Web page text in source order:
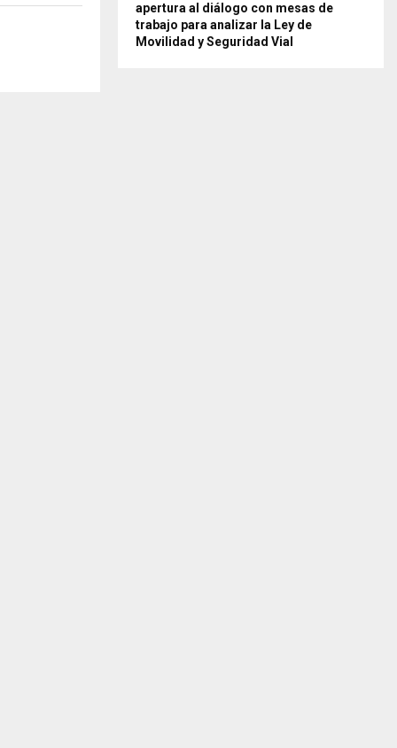
apertura al diálogo con mesas de
trabajo para analizar la Ley de
Movilidad y Seguridad Vial